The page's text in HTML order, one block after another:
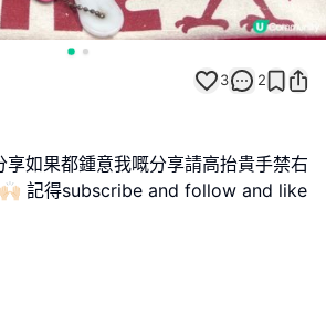
3 2
享如果都鍾意我嘅分享請高抬貴手禁右
記得subscribe and follow and like